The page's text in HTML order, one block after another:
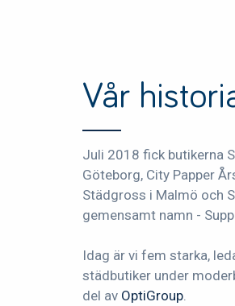
Vår
Juli 2018 fick butikerna
Göteborg, City Papper
Städgross i Malmö och
gemensamt namn -
Idag är vi fem starka,
städbutiker under
del av OptiGroup.